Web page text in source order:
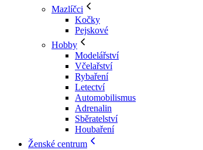
Mazlíčci
Kočky
Pejskové
Hobby
Modelářství
Včelařství
Rybaření
Letectví
Automobilismus
Adrenalin
Sběratelství
Houbaření
Ženské centrum